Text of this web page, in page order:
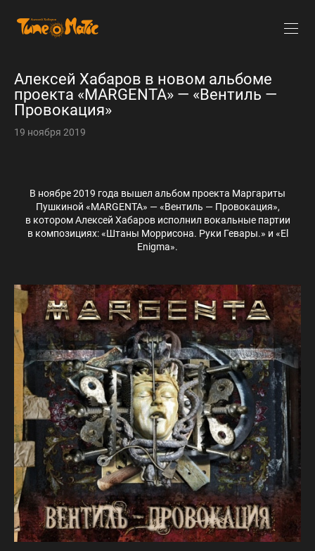
Алексей Хабаров в новом альбоме
проекта «MARGENTA» — «Вентиль —
Провокация»
19 ноября 2019
В ноябре 2019 года вышел альбом проекта Маргариты
Пушкиной «MARGENTA» — «Вентиль — Провокация»,
в котором Алексей Хабаров исполнил вокальные партии
в композициях: «Штаны Моррисона. Руки Гевары.» и «El
Enigma».